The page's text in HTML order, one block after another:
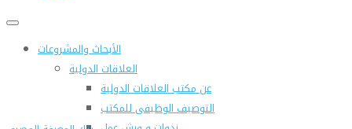
الأبحاث والمشروعات
العلاقات الدولية
عن مكتب العلاقات الدولية
التوصيف الوظيفى للمكتب